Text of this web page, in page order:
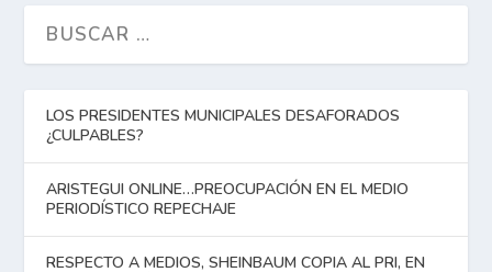
LOS PRESIDENTES MUNICIPALES DESAFORADOS
¿CULPABLES?
ARISTEGUI ONLINE…PREOCUPACIÓN EN EL MEDIO
PERIODÍSTICO REPECHAJE
RESPECTO A MEDIOS, SHEINBAUM COPIA AL PRI, EN